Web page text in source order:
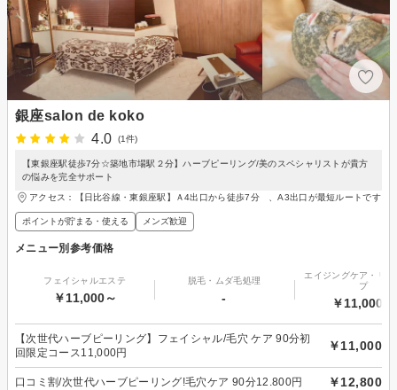
銀座salon de koko
4.0
(1件)
【東銀座駅徒歩7分☆築地市場駅２分】ハーブピーリング/美のスペシャリストが貴方
の悩みを完全サポート
アクセス：【日比谷線・東銀座駅】Ａ4出口から徒歩7分 、A3出口が最短ルートです
ポイントが貯まる・使える メンズ歓迎
メニュー別参考価格
フェイシャルエステ
￥11,000～
脱毛・ムダ毛処理
-
エイジングケア・リ
プ
￥11,000～
【次世代ハーブピーリング】フェイシャル/毛穴 ケア 90分初
回限定コース11,000円
￥11,000
口コミ割/次世代ハーブピーリング!毛穴ケア 90分12.800円 ￥12,800